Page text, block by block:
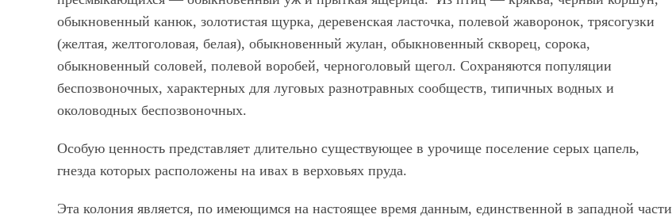
обыкновенный канюк, золотистая щурка, деревенская ласточка, полевой жаворонок, трясогузки
(желтая, желтоголовая, белая), обыкновенный жулан, обыкновенный скворец, сорока,
обыкновенный соловей, полевой воробей, черноголовый щегол. Сохраняются популяции
беспозвоночных, характерных для луговых разнотравных сообществ, типичных водных и
околоводных беспозвоночных.
Особую ценность представляет длительно существующее в урочище поселение серых цапель,
гнезда которых расположены на ивах в верховьях пруда.
Эта колония является, по имеющимся на настоящее время данным, единственной в западной части